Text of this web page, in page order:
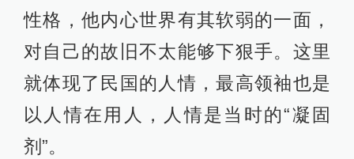
性格，他内心世界有其软弱的一面，
对自己的故旧不太能够下狠手。这里
就体现了民国的人情，最高领袖也是
以人情在用人，人情是当时的“凝固
剂”。